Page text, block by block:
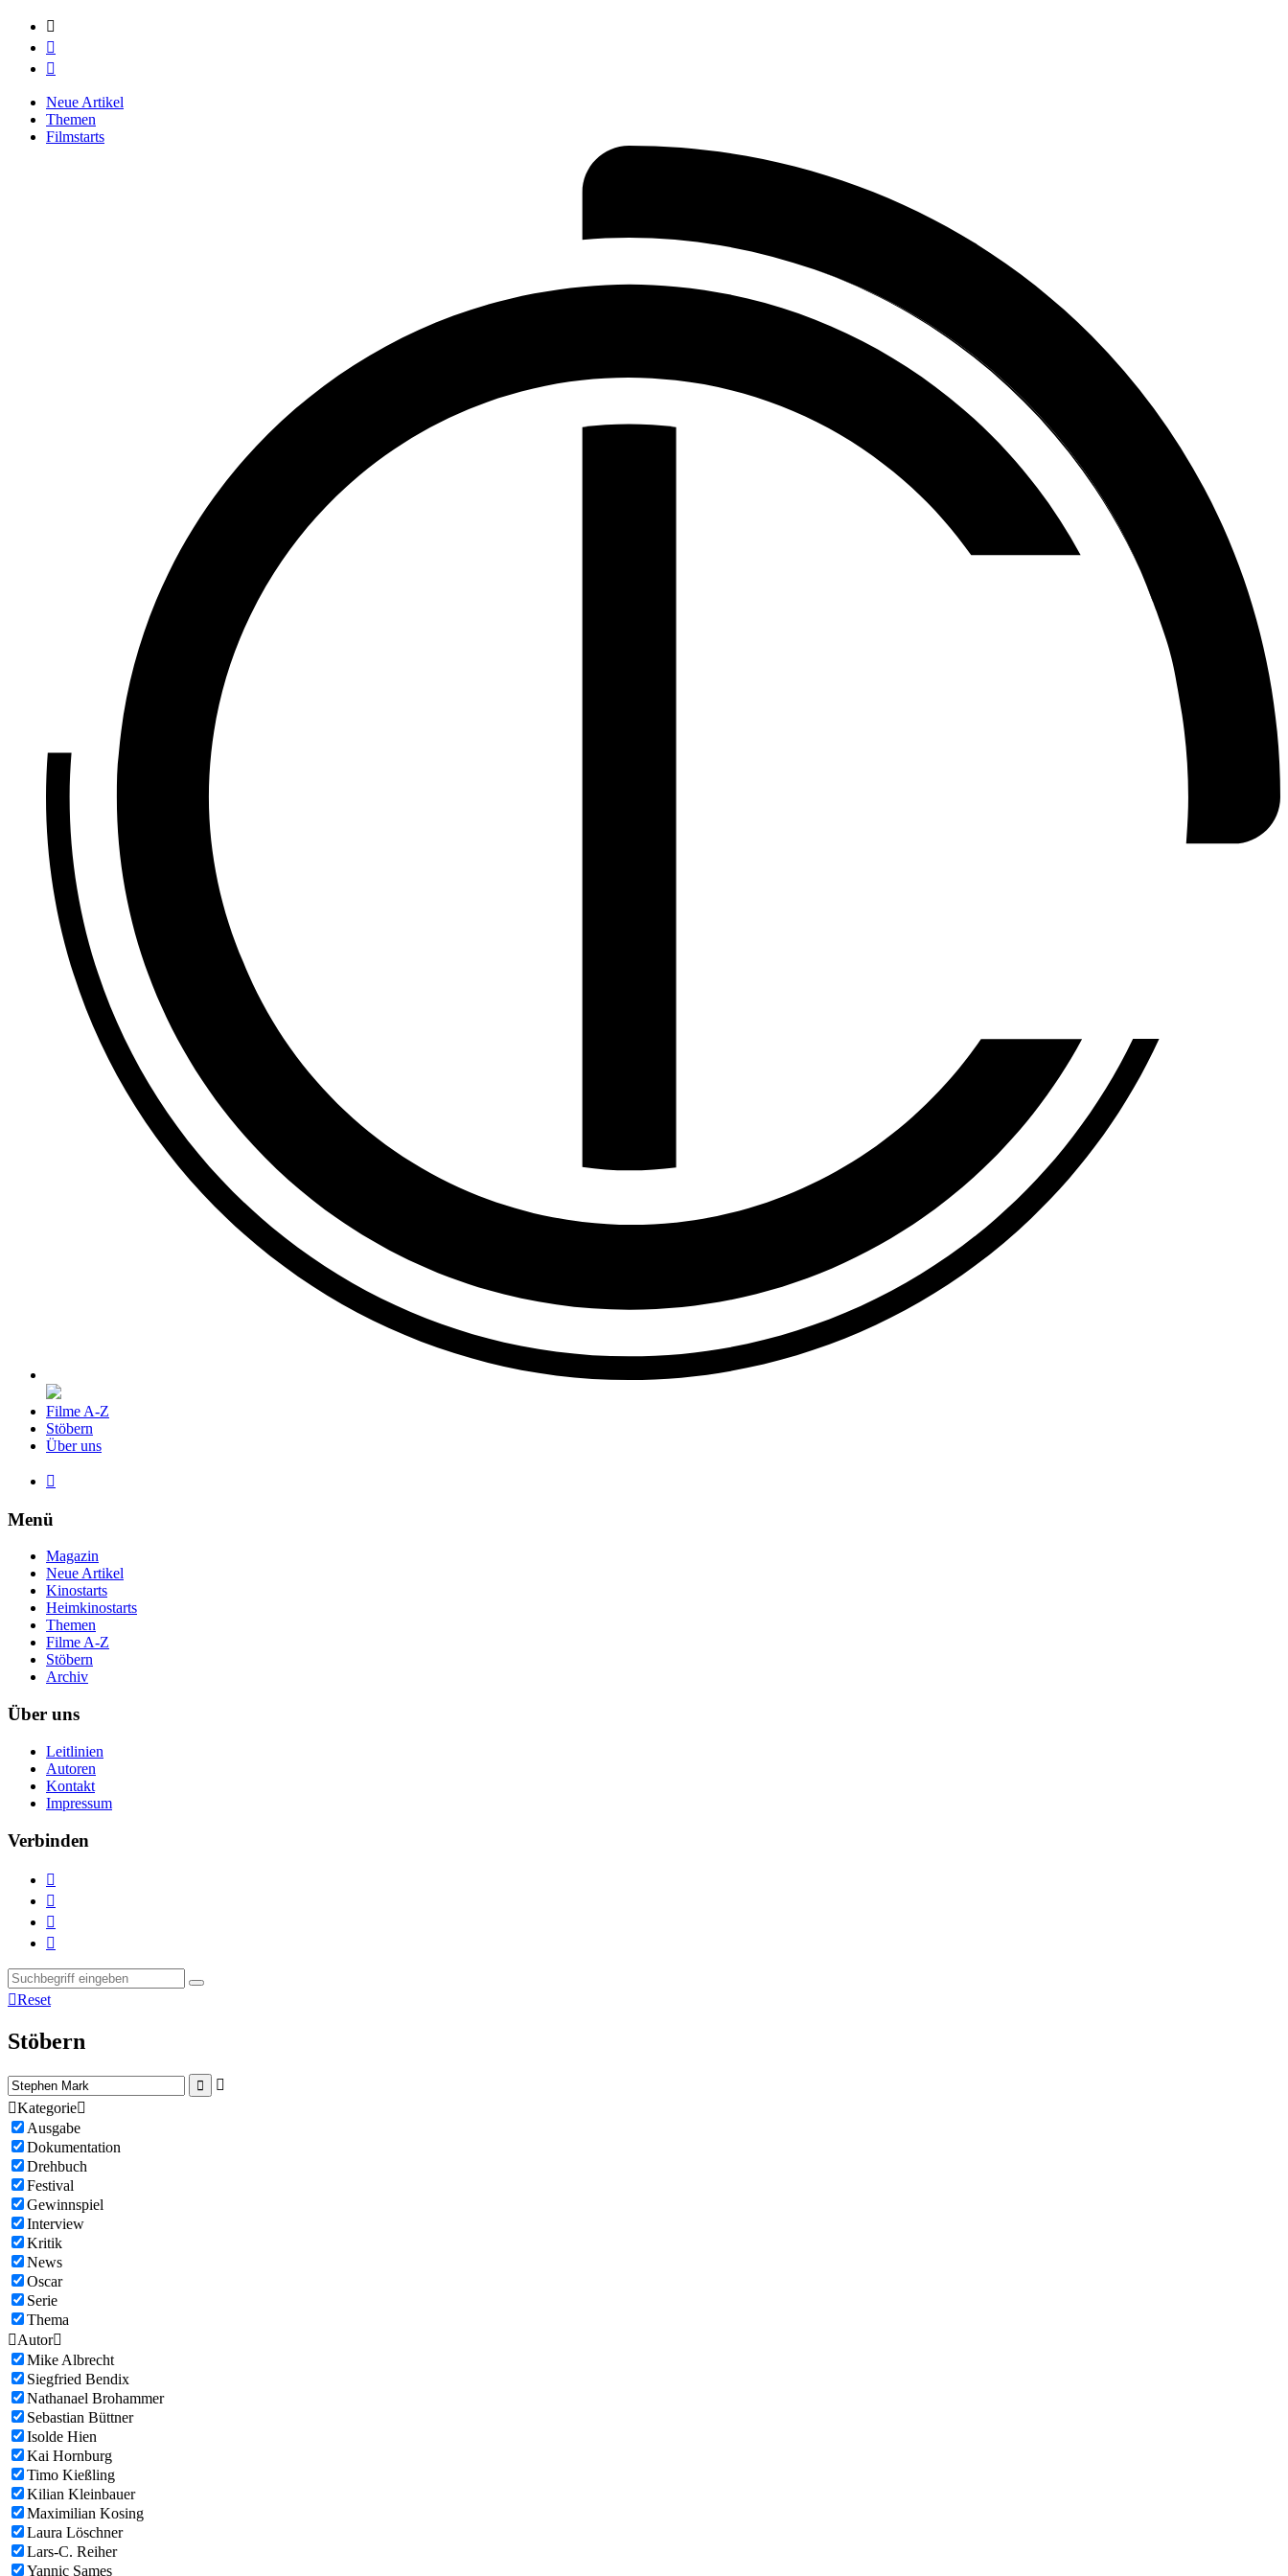



Neue Artikel
Themen
Filmstarts
Filme A-Z
Stöbern
Über uns

Menü
Magazin
Neue Artikel
Kinostarts
Heimkinostarts
Themen
Filme A-Z
Stöbern
Archiv
Über uns
Leitlinien
Autoren
Kontakt
Impressum
Verbinden




Reset
Stöbern


Kategorie
Ausgabe
Dokumentation
Drehbuch
Festival
Gewinnspiel
Interview
Kritik
News
Oscar
Serie
Thema
Autor
Mike Albrecht
Siegfried Bendix
Nathanael Brohammer
Sebastian Büttner
Isolde Hien
Kai Hornburg
Timo Kießling
Kilian Kleinbauer
Maximilian Kosing
Laura Löschner
Lars-C. Reiher
Yannic Sames